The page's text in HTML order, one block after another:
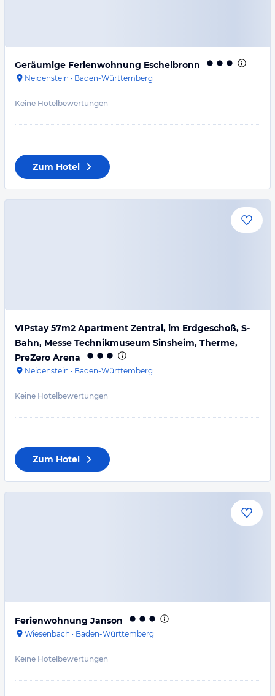
Geräumige Ferienwohnung Eschelbronn
Neidenstein · Baden-Württemberg
Keine Hotelbewertungen
Zum Hotel
VIPstay 57m2 Apartment Zentral, im Erdgeschoß, S-
Bahn, Messe Technikmuseum Sinsheim, Therme,
PreZero Arena
Neidenstein · Baden-Württemberg
Keine Hotelbewertungen
Zum Hotel
Ferienwohnung Janson
Wiesenbach · Baden-Württemberg
Keine Hotelbewertungen